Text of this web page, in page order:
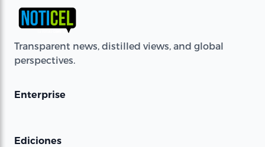
Transparent news, distilled views, and global
perspectives.
Enterprise
Ediciones